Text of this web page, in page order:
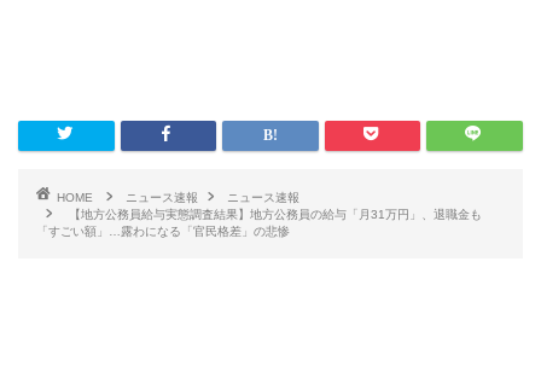
HOME ニュース速報
ニュース速報
【地方公務員給与実態調査結果】地方公務員の給与「月31万円」、退職金も
「すごい額」…露わになる「官民格差」の悲惨